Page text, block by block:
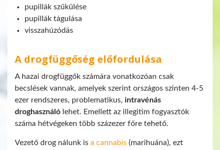
pupillák szűkülése
pupillák tágulása
visszahúzódás
A drogfüggőség előfordulása
A hazai drogfüggők számára vonatkozóan csak
becslések vannak, amelyek szerint országos szinten 4-5
ezer rendszeres, problematikus, intravénás
droghasználó lehet. Emellett az illegitim fogyasztók
száma hétvégeken több százezer főre tehető.
Vezető drog nálunk is a cannabis (marihuána), ezt